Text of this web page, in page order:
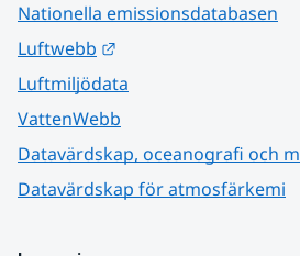
Nationella emissionsdatabasen
Luftwebb
Luftmiljödata
VattenWebb
Datavärdskap, oceanografi och
Datavärdskap för atmosfärkemi